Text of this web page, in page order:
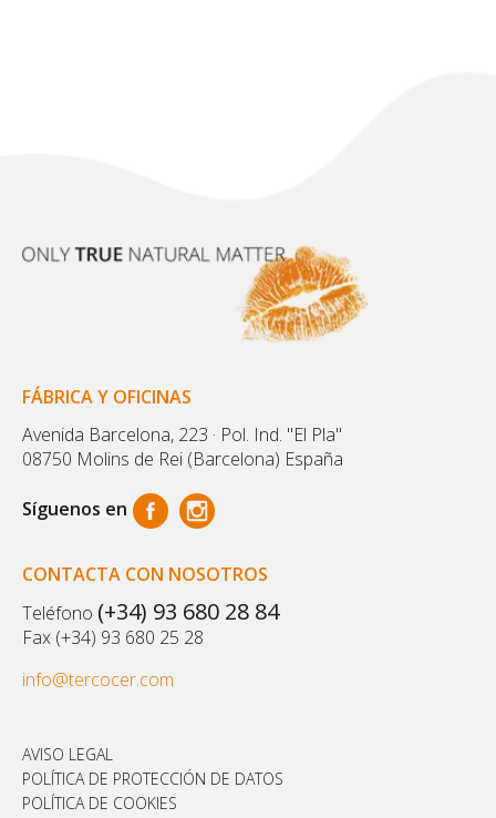
FÁBRICA Y OFICINAS
Avenida Barcelona, 223 · Pol. Ind. "El Pla"
08750 Molins de Rei (Barcelona) España
Síguenos en
CONTACTA CON NOSOTROS
Teléfono (+34) 93 680 28 84
Fax (+34) 93 680 25 28
info@tercocer.com
AVISO LEGAL
POLÍTICA DE PROTECCIÓN DE DATOS
POLÍTICA DE COOKIES